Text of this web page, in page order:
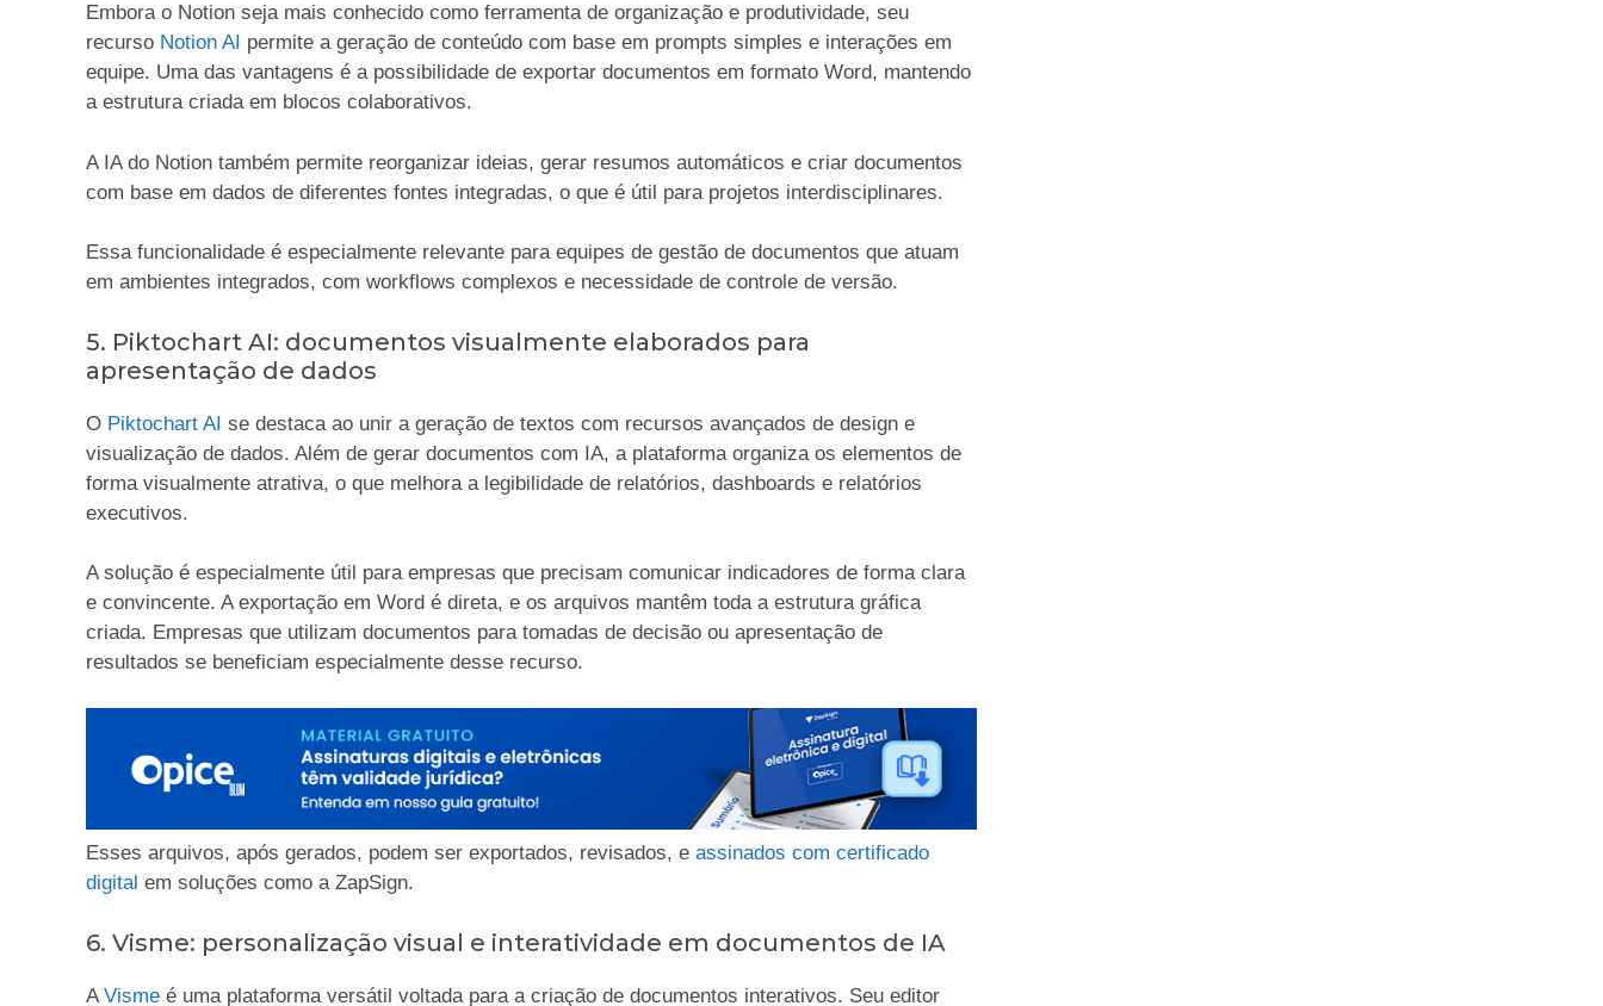
Embora o Notion seja mais conhecido como ferramenta de organização e produtividade, seu
recurso Notion AI permite a geração de conteúdo com base em prompts simples e interações em
equipe. Uma das vantagens é a possibilidade de exportar documentos em formato Word, mantendo
a estrutura criada em blocos colaborativos.
A IA do Notion também permite reorganizar ideias, gerar resumos automáticos e criar documentos
com base em dados de diferentes fontes integradas, o que é útil para projetos interdisciplinares.
Essa funcionalidade é especialmente relevante para equipes de gestão de documentos que atuam
em ambientes integrados, com workflows complexos e necessidade de controle de versão.
5. Piktochart AI: documentos visualmente elaborados para
apresentação de dados
O Piktochart AI se destaca ao unir a geração de textos com recursos avançados de design e
visualização de dados. Além de gerar documentos com IA, a plataforma organiza os elementos de
forma visualmente atrativa, o que melhora a legibilidade de relatórios, dashboards e relatórios
executivos.
A solução é especialmente útil para empresas que precisam comunicar indicadores de forma clara
e convincente. A exportação em Word é direta, e os arquivos mantêm toda a estrutura gráfica
criada. Empresas que utilizam documentos para tomadas de decisão ou apresentação de
resultados se beneficiam especialmente desse recurso.
Esses arquivos, após gerados, podem ser exportados, revisados, e assinados com certificado
digital em soluções como a ZapSign.
6. Visme: personalização visual e interatividade em documentos de IA
A Visme é uma plataforma versátil voltada para a criação de documentos interativos. Seu editor